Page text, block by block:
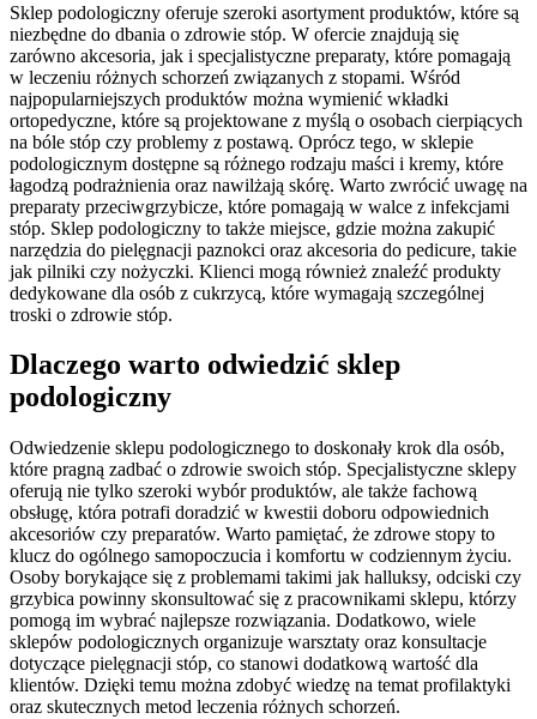
Sklep podologiczny oferuje szeroki asortyment produktów, które są
niezbędne do dbania o zdrowie stóp. W ofercie znajdują się
zarówno akcesoria, jak i specjalistyczne preparaty, które pomagają
w leczeniu różnych schorzeń związanych z stopami. Wśród
najpopularniejszych produktów można wymienić wkładki
ortopedyczne, które są projektowane z myślą o osobach cierpiących
na bóle stóp czy problemy z postawą. Oprócz tego, w sklepie
podologicznym dostępne są różnego rodzaju maści i kremy, które
łagodzą podrażnienia oraz nawilżają skórę. Warto zwrócić uwagę na
preparaty przeciwgrzybicze, które pomagają w walce z infekcjami
stóp. Sklep podologiczny to także miejsce, gdzie można zakupić
narzędzia do pielęgnacji paznokci oraz akcesoria do pedicure, takie
jak pilniki czy nożyczki. Klienci mogą również znaleźć produkty
dedykowane dla osób z cukrzycą, które wymagają szczególnej
troski o zdrowie stóp.
Dlaczego warto odwiedzić sklep
podologiczny
Odwiedzenie sklepu podologicznego to doskonały krok dla osób,
które pragną zadbać o zdrowie swoich stóp. Specjalistyczne sklepy
oferują nie tylko szeroki wybór produktów, ale także fachową
obsługę, która potrafi doradzić w kwestii doboru odpowiednich
akcesoriów czy preparatów. Warto pamiętać, że zdrowe stopy to
klucz do ogólnego samopoczucia i komfortu w codziennym życiu.
Osoby borykające się z problemami takimi jak halluksy, odciski czy
grzybica powinny skonsultować się z pracownikami sklepu, którzy
pomogą im wybrać najlepsze rozwiązania. Dodatkowo, wiele
sklepów podologicznych organizuje warsztaty oraz konsultacje
dotyczące pielęgnacji stóp, co stanowi dodatkową wartość dla
klientów. Dzięki temu można zdobyć wiedzę na temat profilaktyki
oraz skutecznych metod leczenia różnych schorzeń.